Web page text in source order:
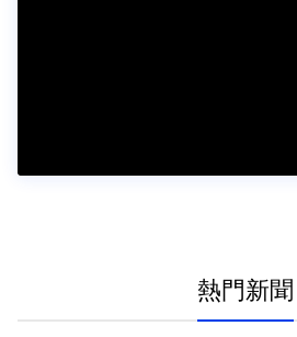
熱門新聞